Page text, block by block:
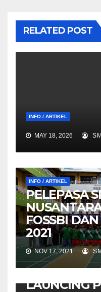
RELATED POST
INFO / ARTIKEL
MAY 18, 2026
INFO / ARTIKEL
PELEPASA
FOSSBI
2021
NOV 17, 2021
LAUNCING